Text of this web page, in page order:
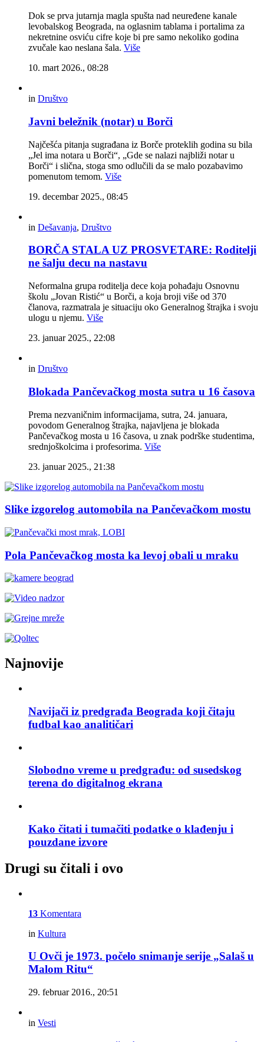
Dok se prva jutarnja magla spušta nad neuređene kanale
levobalskog Beograda, na oglasnim tablama i portalima za
nekretnine osviću cifre koje bi pre samo nekoliko godina
zvučale kao neslana šala. Više
10. mart 2026., 08:28
in Društvo
Javni beležnik (notar) u Borči
Najčešća pitanja sugrađana iz Borče proteklih godina su bila
„Jel ima notara u Borči“, „Gde se nalazi najbliži notar u
Borči“ i slična, stoga smo odlučili da se malo pozabavimo
pomenutom temom. Više
19. decembar 2025., 08:45
in Dešavanja, Društvo
BORČA STALA UZ PROSVETARE: Roditelji
ne šalju decu na nastavu
Neformalna grupa roditelja dece koja pohađaju Osnovnu
školu „Jovan Ristić“ u Borči, a koja broji više od 370
članova, razmatrala je situaciju oko Generalnog štrajka i svoju
ulogu u njemu. Više
23. januar 2025., 22:08
in Društvo
Blokada Pančevačkog mosta sutra u 16 časova
Prema nezvaničnim informacijama, sutra, 24. januara,
povodom Generalnog štrajka, najavljena je blokada
Pančevačkog mosta u 16 časova, u znak podrške studentima,
srednjoškolcima i profesorima. Više
23. januar 2025., 21:38
Slike izgorelog automobila na Pančevačkom mostu
Pola Pančevačkog mosta ka levoj obali u mraku
Najnovije
Navijači iz predgrađa Beograda koji čitaju
fudbal kao analitičari
Slobodno vreme u predgrađu: od susedskog
terena do digitalnog ekrana
Kako čitati i tumačiti podatke o klađenju i
pouzdane izvore
Drugi su čitali i ovo
13 Komentara
in Kultura
U Ovči je 1973. počelo snimanje serije „Salaš u
Malom Ritu“
29. februar 2016., 20:51
in Vesti